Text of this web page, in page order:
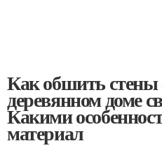
Как обшить стены
деревянном доме
Какими
материал